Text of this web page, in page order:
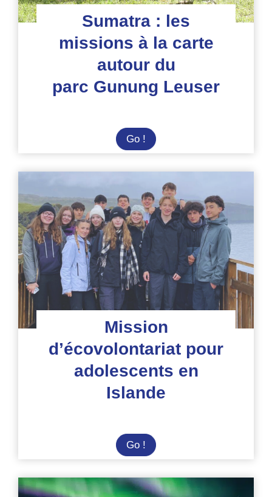
Sumatra : les
missions à la carte
autour du
parc Gunung Leuser
Go ! Sumatra
:
missions
à
la
carte
parc Gunung
Leuser
Mission
d’écovolontariat pour
adolescents en
Islande
Go ! Mission
d’écovolontariat
pour
adolescents